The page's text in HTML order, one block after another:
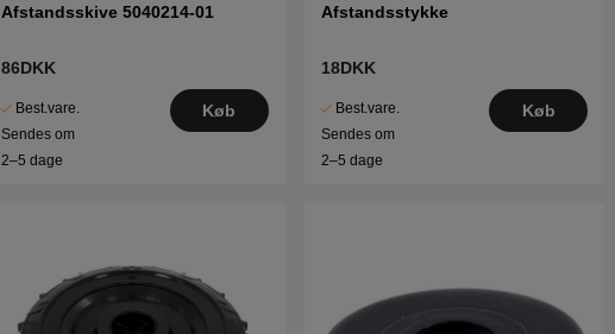
Afstandsskive 5040214-01
86DKK
Best.vare.
Sendes om
2–5 dage
Køb
Afstandsstykke
18DKK
Best.vare.
Sendes om
2–5 dage
Køb